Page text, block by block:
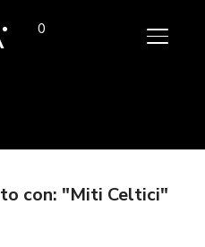
APRI/
0
con: "Miti Celtici"